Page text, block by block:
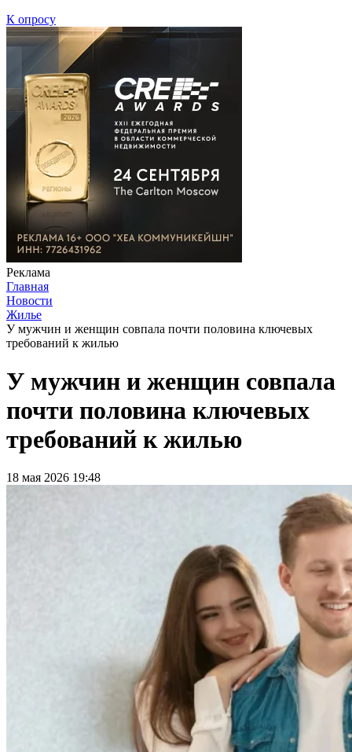
К опросу
Реклама
Главная
Новости
Жилье
У мужчин и женщин совпала почти половина ключевых
требований к жилью
У мужчин и женщин совпала
почти половина ключевых
требований к жилью
18 мая 2026 19:48